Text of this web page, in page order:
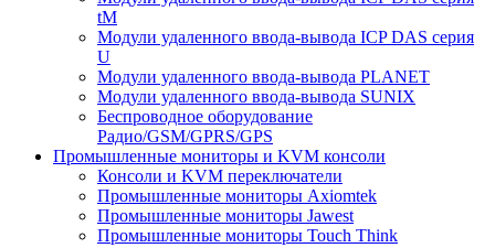
tM
Модули удаленного ввода-вывода ICP DAS серия
U
Модули удаленного ввода-вывода PLANET
Модули удаленного ввода-вывода SUNIX
Беспроводное оборудование
Радио/GSM/GPRS/GPS
Промышленные мониторы и KVM консоли
Консоли и KVM переключатели
Промышленные мониторы Axiomtek
Промышленные мониторы Jawest
Промышленные мониторы Touch Think